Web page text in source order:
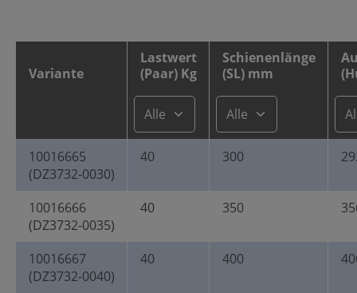
Variante
Lastwert
(Paar) Kg
Schienenlänge
(SL) mm
10016665
(DZ3732-0030)
40 300
10016666
(DZ3732-0035)
40 350
10016667
(DZ3732-0040)
40 400